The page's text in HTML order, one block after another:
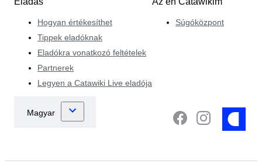
Hogyan értékesíthet
Tippek eladóknak
Eladókra vonatkozó feltételek
Partnerek
Legyen a Catawiki Live eladója
Súgóközpont